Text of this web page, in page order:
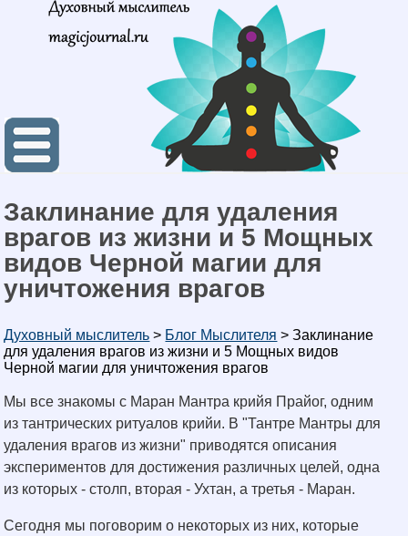
Заклинание для удаления
врагов из жизни и 5 Мощных
видов Черной магии для
уничтожения врагов
Духовный мыслитель > Блог Мыслителя >Заклинание
для удаления врагов из жизни и 5 Мощных видов
Черной магии для уничтожения врагов
Мы все знакомы с Маран Мантра крийя Прайог, одним
из тантрических ритуалов крийи. В "Тантре Мантры для
удаления врагов из жизни" приводятся описания
экспериментов для достижения различных целей, одна
из которых - столп, вторая - Ухтан, а третья - Маран.
Сегодня мы поговорим о некоторых из них, которые